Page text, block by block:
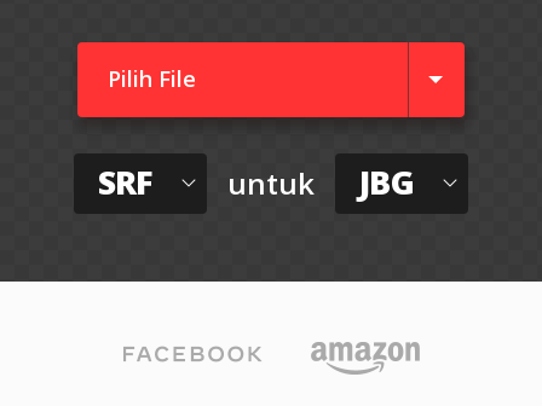
Pilih File
SRF untuk JBG